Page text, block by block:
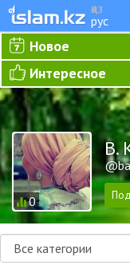
қаз
рус
Новое
Интересное
0
B.